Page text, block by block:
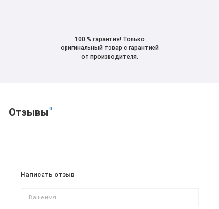
100 % гарантия! Только
оригинальный товар с гарантией
от производителя.
Отзывы 0
Написать отзыв